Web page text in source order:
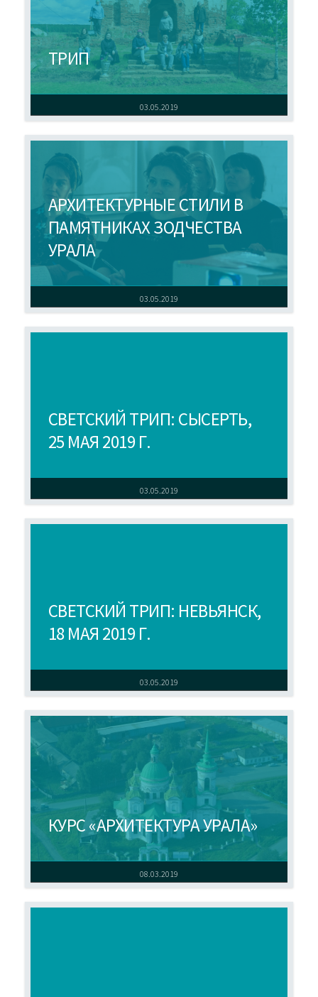
03.05.2019
ТРИП
03.05.2019
АРХИТЕКТУРНЫЕ СТИЛИ В
ПАМЯТНИКАХ ЗОДЧЕСТВА
УРАЛА
03.05.2019
СВЕТСКИЙ ТРИП: СЫСЕРТЬ,
25 МАЯ 2019 Г.
03.05.2019
СВЕТСКИЙ ТРИП: НЕВЬЯНСК,
18 МАЯ 2019 Г.
08.03.2019
КУРС «АРХИТЕКТУРА УРАЛА»